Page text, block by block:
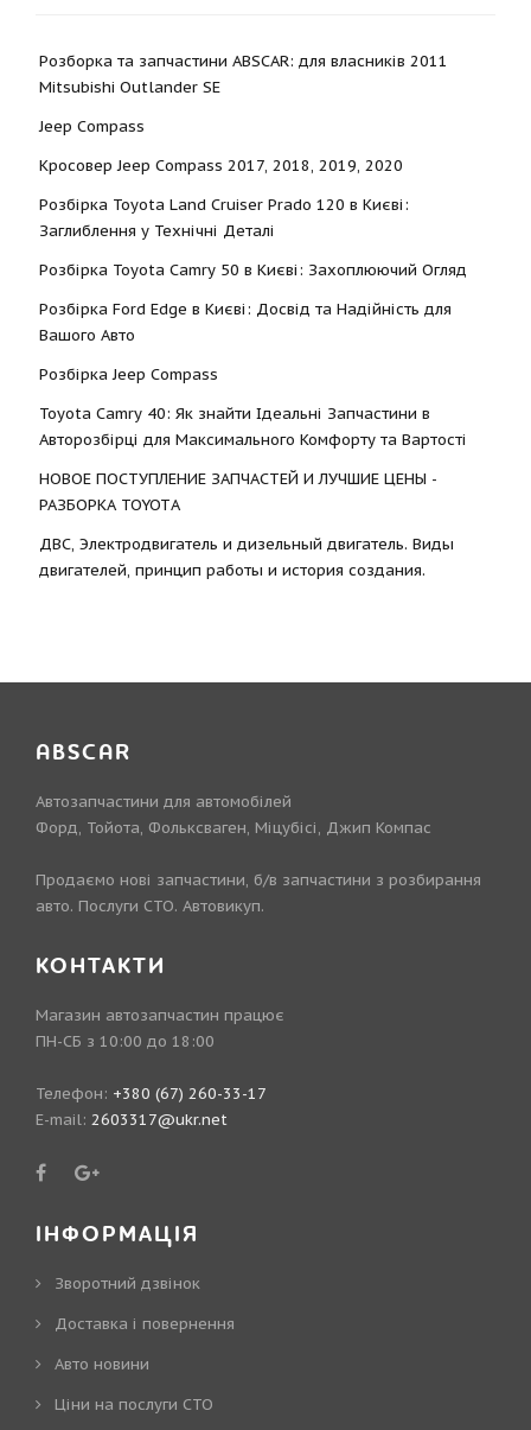
Розборка та запчастини ABSCAR: для власників 2011
Mitsubishi Outlander SE
Jeep Compass
Кросовер Jeep Compass 2017, 2018, 2019, 2020
Розбірка Toyota Land Cruiser Prado 120 в Києві:
Заглиблення у Технічні Деталі
Розбірка Toyota Camry 50 в Києві: Захоплюючий Огляд
Розбірка Ford Edge в Києві: Досвід та Надійність для
Вашого Авто
Розбірка Jeep Compass
Toyota Camry 40: Як знайти Ідеальні Запчастини в
Авторозбірці для Максимального Комфорту та Вартості
НОВОЕ ПОСТУПЛЕНИЕ ЗАПЧАСТЕЙ И ЛУЧШИЕ ЦЕНЫ -
РАЗБОРКА TOYOTА
ДВС, Электродвигатель и дизельный двигатель. Виды
двигателей, принцип работы и история создания.
ABSCAR
Автозапчастини для автомобілей
Форд, Тойота, Фольксваген, Міцубісі, Джип Компас
Продаємо нові запчастини, б/в запчастини з розбирання
авто. Послуги СТО. Автовикуп.
КОНТАКТИ
Магазин автозапчастин працює
ПН-СБ з 10:00 до 18:00
Телефон: +380 (67) 260-33-17
E-mail: 2603317@ukr.net
ІНФОРМАЦІЯ
Зворотний дзвінок
Доставка і повернення
Авто новини
Ціни на послуги СТО